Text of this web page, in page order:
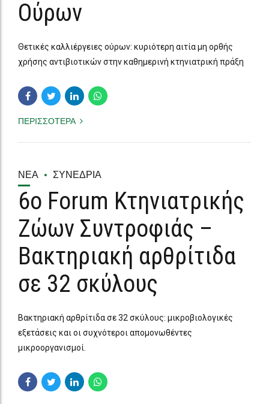
Θετικές καλλιέργειες ούρων: κυριότερη αιτία μη ορθής
ΠΕΡΙΣΣΟΤΕΡΑ
6ο Forum Κτηνιατρικής
Ζώων Συντροφιάς –
Βακτηριακή αρθρίτιδα
σε 32 σκύλους
Βακτηριακή αρθρίτιδα σε 32 σκύλους: μικροβιολογικές
μικροοργανισμοί.
ΠΕΡΙΣΣΟΤΕΡΑ